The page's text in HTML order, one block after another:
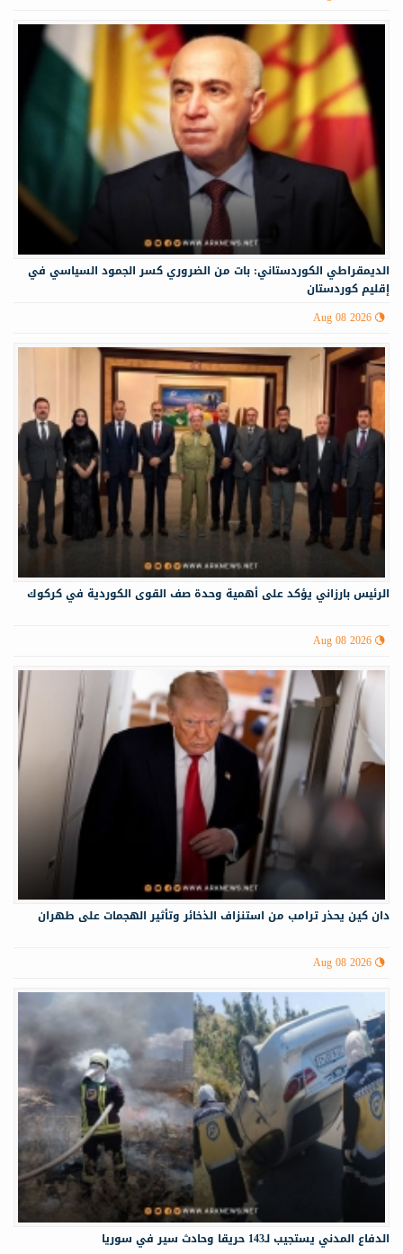
الديمقراطي الكوردستاني: بات من الضروري كسر الجمود السياسي في
إقليم كوردستان
Aug 08 2026
الرئيس بارزاني يؤكد على أهمية وحدة صف القوى الكوردية في كركوك
Aug 08 2026
دان كين يحذر ترامب من استنزاف الذخائر وتأثير الهجمات على طهران
Aug 08 2026
الدفاع المدني يستجيب لـ143 حريقا وحادث سير في سوريا